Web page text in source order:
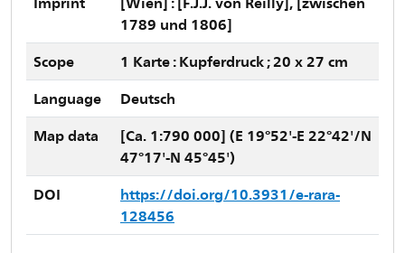
1789 und 1806]
Scope
1 Karte : Kupferdruck ; 20 x 27 cm
Language
Deutsch
Map data
[Ca. 1:790 000] (E 19°52'-E 22°42'/N
47°17'-N 45°45')
DOI
https://doi.org/10.3931/e-rara-
128456